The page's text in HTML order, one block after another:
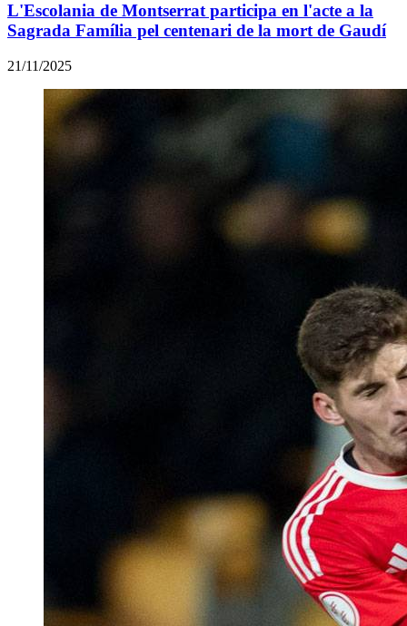
L'Escolania de Montserrat participa en l'acte a la
Sagrada Família pel centenari de la mort de Gaudí
21/11/2025